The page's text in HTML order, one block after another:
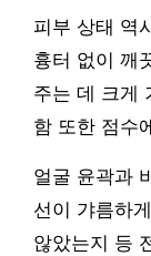
피부 상태 역
흉터 없이 깨
주는 데 크게
함 또한 점수
얼굴 윤곽과
선이 갸름하
않았는지 등